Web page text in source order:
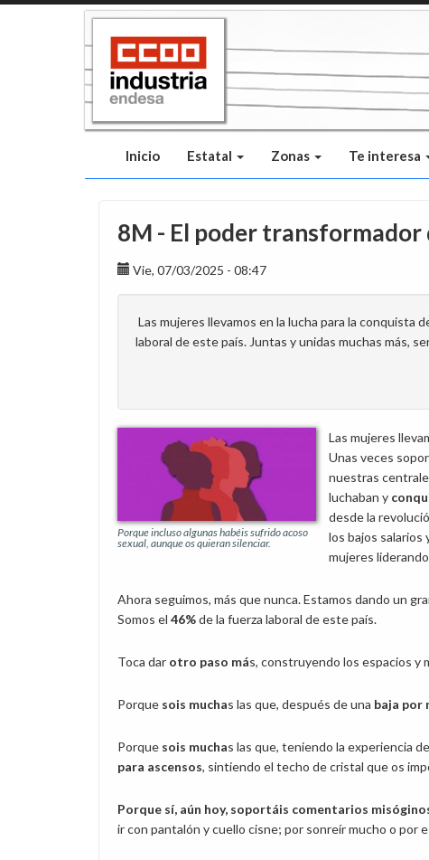
Inicio Estatal Zonas Te interesa
8M - El poder transformador
Vie, 07/03/2025 - 08:47
Las mujeres llevamos en la lucha para la conquista
laboral de este país. Juntas y unidas muchas más,
Porque incluso algunas habéis sufrido acoso
sexual, aunque os quieran silenciar.
Las mujeres
Unas veces
nuestras
luchaban y
desde la
los bajos salarios
mujeres
Ahora seguimos, más que nunca. Estamos dando un
Somos el 46%de la fuerza laboral de este país.
Toca dar otro paso más, construyendo los espacios y
Porque sois muchas las que, después de una baja por
Porque sois muchas las que, teniendo la experiencia
para ascensos, sintiendo el techo de cristal que os
Porque sí, aún hoy, soportáis comentarios
ir con pantalón y cuello cisne; por sonreír mucho o por